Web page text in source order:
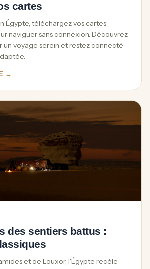
cartes
Égypte, téléchargez vos cartes
naviguer sans connexion. Découvrez
un voyage serein et restez connecté
→
des sentiers battus :
et de Louxor, l'Égypte recèle